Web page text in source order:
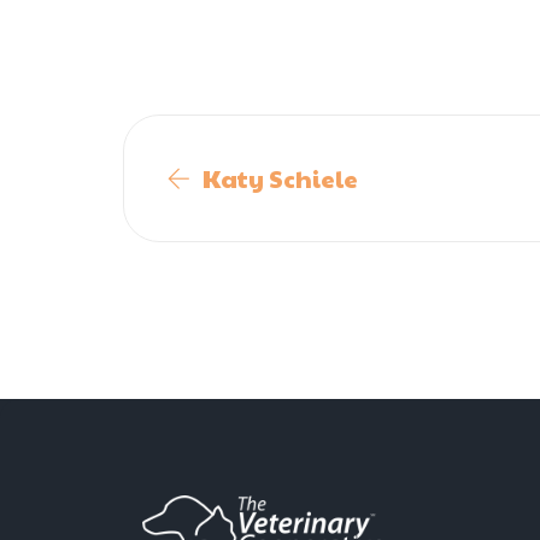
Katy Schiele